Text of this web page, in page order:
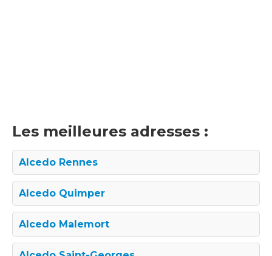
Les meilleures adresses :
Alcedo Rennes
Alcedo Quimper
Alcedo Malemort